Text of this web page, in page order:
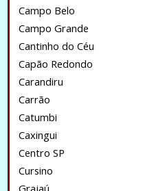
Campo Belo
Campo Grande
Cantinho do Céu
Capão Redondo
Carandiru
Carrão
Catumbi
Caxingui
Centro SP
Cursino
Grajaú